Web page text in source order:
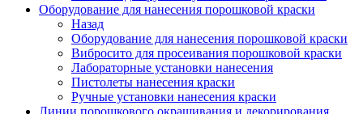
Оборудование для нанесения порошковой краски
Назад
Оборудование для нанесения порошковой краски
Вибросито для просеивания порошковой краски
Лабораторные установки нанесения
Пистолеты нанесения краски
Ручные установки нанесения краски
Линии порошкового окрашивания и декорирования